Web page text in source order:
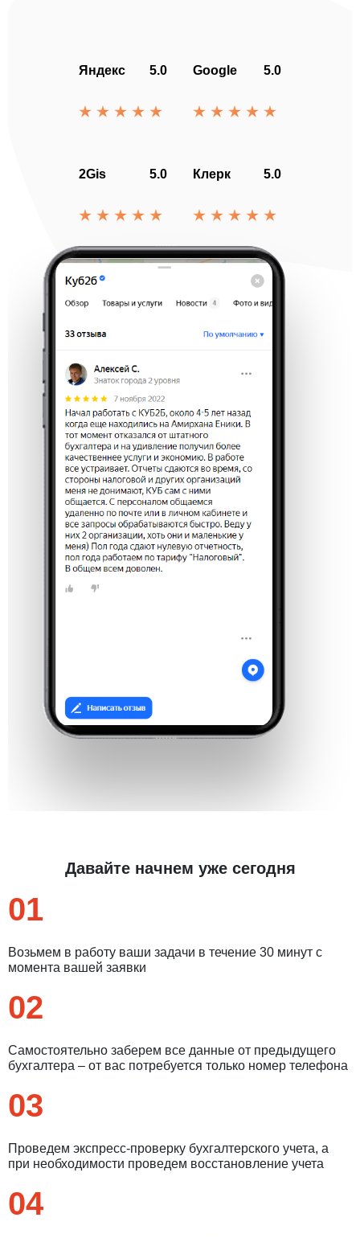
Яндекс 5.0 Google 5.0
2Gis 5.0 Клерк 5.0
Давайте начнем уже сегодня
01
Возьмем в работу ваши задачи в течение 30 минут с
момента вашей заявки
02
Самостоятельно заберем все данные от предыдущего
бухгалтера – от вас потребуется только номер телефона
03
Проведем экспресс-проверку бухгалтерского учета, а
при необходимости проведем восстановление учета
04